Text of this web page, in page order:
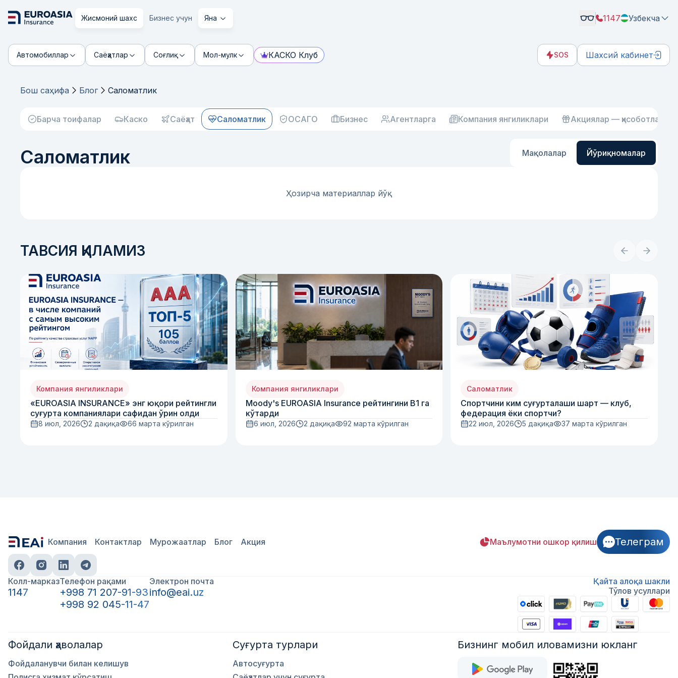
Жисмоний шахс Бизнес учун Яна 1147 Узбекча
Автомобиллар Саёҳатлар Соғлиқ Мол-мулк КАСКО Клуб SOS Шахсий кабинет
Бош саҳифа Блог Саломатлик
Барча тоифалар Каско Саёҳат Саломатлик ОСАГО Бизнес Агентларга Компания янгиликлари Акциялар — ҳисоботлар
Саломатлик Мақолалар Йўриқномалар
Ҳозирча материаллар йўқ
ТАВСИЯ ҚИЛАМИЗ
Компания янгиликлари
«EUROASIA INSURANCE» энг юқори рейтингли
суғурта компаниялари сафидан ўрин олди
8 июл, 2026 2 дақиқа 66 марта кўрилган
Компания янгиликлари
Moody's EUROASIA Insurance рейтингини B1 га
кўтарди
6 июл, 2026 2 дақиқа 92 марта кўрилган
Саломатлик
Спортчини ким суғурталаши шарт — клуб,
федерация ёки спортчи?
22 июл, 2026 5 дақиқа 37 марта кўрилган
Компания Контактлар Мурожаатлар Блог Акция Маълумотни ошкор қилиш Телеграм
Колл-марказ
1147
Телефон рақами
+998 71 207-91-93
+998 92 045-11-47
Электрон почта
info@eai.uz
Қайта алоқа шакли
Тўлов усуллари
Фойдали ҳаволалар
Фойдаланувчи билан келишув
Суғурта турлари
Автосуғурта
Бизнинг мобил иловамизни юкланг